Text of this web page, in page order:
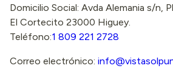
Domicilio Social: Avda Alemania s/n,
El Cortecito 23000 Higuey.
Teléfono:1 809 221 2728
Correo electrónico: